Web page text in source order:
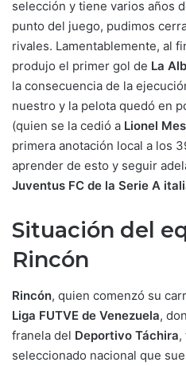
selección y tiene varios años
punto del juego, pudimos
rivales. Lamentablemente, al
produjo el primer gol de La
la consecuencia de la
nuestro y la pelota quedó en
(quien se la cedió a Lionel
primera anotación local a los
aprender de esto y seguir
Juventus FC de la Serie A
Situación del
Rincón
Rincón, quien comenzó su
Liga FUTVE de Venezuela,
franela del Deportivo Táchira,
seleccionado nacional que